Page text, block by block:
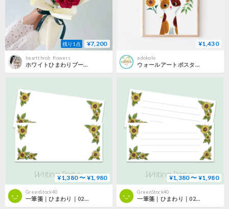
残り1点 ¥7,200
heartthrob_flowers
ホワイトひまわりブーケ フェルトフラワー
¥1,430
edokolo
ウォールアートポスター（A4）“ミケ猫とアーモンドの木とジプシーチャーマー”［ポストカード&ミニカード、タグ付き］
¥1,380 〜 ¥1,980
GreenStock40
一筆箋｜ひまわり｜02｜W210xH94mm｜罫線なし（100枚～）
¥1,380 〜 ¥1,980
GreenStock40
一筆箋｜ひまわり｜02｜W210xH94mm｜罫線あり（100枚～）